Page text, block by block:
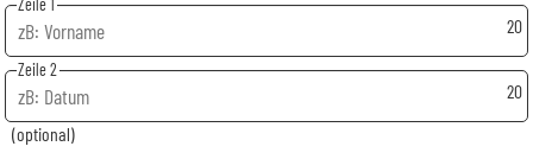
Zeile 1
20
Zeile 2
20
(optional)